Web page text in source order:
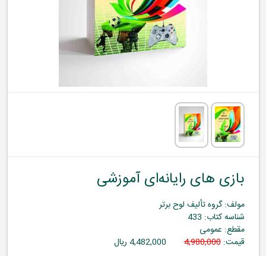
بازی های رایانه‌ای آموزشی
مولف: گروه تألیف لوح برتر
شناسه کتاب: 433
مقطع: عمومی
قیمت:4,980,000 4,482,000 ریال